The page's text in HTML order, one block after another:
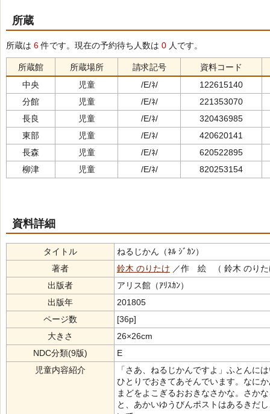
所蔵
所蔵は 6件です。現在の予約待ち人数は 0 人です。
所蔵館 所蔵場所 請求記号
資料コード
中央
児童 /E/ﾈ/
122615140
分館
児童 /E/ﾈ/
221353070
長良
児童 /E/ﾈ/
320436985
東部
児童 /E/ﾈ/
420620141
長森
児童 /E/ﾈ/
620522895
柳津
児童 /E/ﾈ/ 820253154
資料詳細
タイトル
ねるじかん（ﾈﾙ ｼﾞｶﾝ）
著者
鈴木 のりたけ ／作 絵 （ 鈴木 のり
出版者
アリス館（ｱﾘｽｶﾝ）
出版年
201805
ページ数
[36p]
大きさ
26×26cm
NDC分類(9版)
E
児童内容紹介
「さあ、ねるじかんですよ」ふとんに
ひとりでおきてあそんでいます。なに
まどをよこぎるおおきなさかな。さか
と、あかいゆうびんポストはあるきだ